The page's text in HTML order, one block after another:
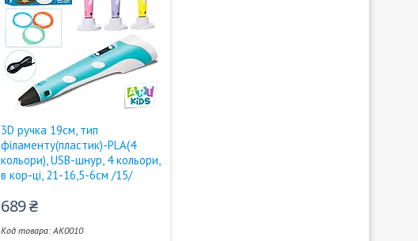
3D ручка 19см, тип
філаменту(пластик)-PLA(4
кольори), USB-шнур, 4 кольори,
в кор-ці, 21-16,5-6см /15/
689 ₴
AK0010